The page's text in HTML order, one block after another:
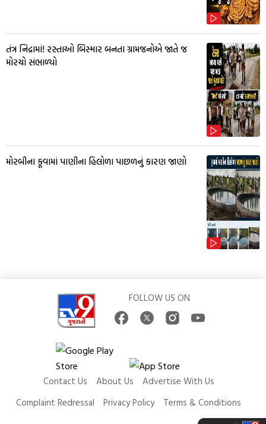
તંત્ર નિદ્રામાં! રસ્તાઓ બિસ્માર બનતા ગ્રામજનોએ જાતે જ
મોરચો સંભાળ્યો
મોરબીના કૂવામાં પાણીના હિલોળા પાછળનું કારણ જાણો
FOLLOW US ON
Contact Us About Us
Advertise With Us
Complaint Redressal
Privacy Policy
Terms & Conditions